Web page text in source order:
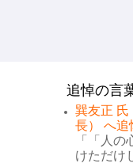
追悼の言
巽友正 氏
長） へ追
「「人
けただけ